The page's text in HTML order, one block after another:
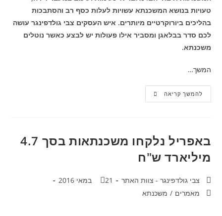
טעויות בנושא המשכנתא עשויות לעלות כסף רב והסתבכות
בהליכים ביורוקרטיים מיותרים. איש העסקים צבי גולדפינגר עושה
לכם סדר בבלאגן ומסביר אילו פעולות יש לבצע כאשר נוטלים
משכנתא.
המשך…
להמשך קריאה
באפריל נלקחו משכנתאות בסך 4.7
מיליארד ש"ח
צבי גולדפינגר - צוות האתר
21 במאי 2016
מאמרים / משכנתא